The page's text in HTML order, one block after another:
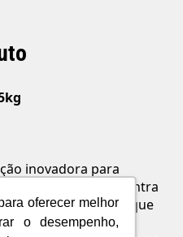
oferecer melhor
o desempenho,
inovadora para
proteção contra
mesmo tempo em que
ambientes. Sua